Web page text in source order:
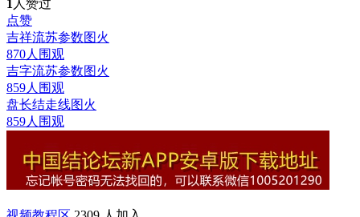
1 人赞过
点赞
吉祥流苏参数图火
870人围观
吉字流苏参数图火
859人围观
盘长结走线图火
859人围观